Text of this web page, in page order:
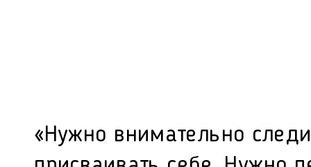
«Нужно внимательно